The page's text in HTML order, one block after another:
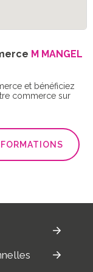
M MANGEL
et bénéficiez
commerce sur